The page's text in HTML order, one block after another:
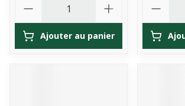
Ajouter au panier